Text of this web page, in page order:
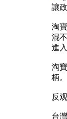
讓
淘
混
進
淘
柄
反
台